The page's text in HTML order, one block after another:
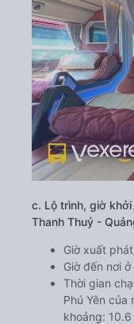
c. Lộ trình, giờ
Thanh Thuỷ -
Giờ xuất
Giờ đến nơi
Thời gian
Phú Yên của
khoảng: